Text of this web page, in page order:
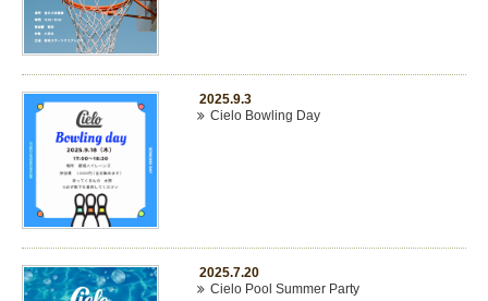
2025.9.3
Cielo Bowling Day
2025.7.20
Cielo Pool Summer Party